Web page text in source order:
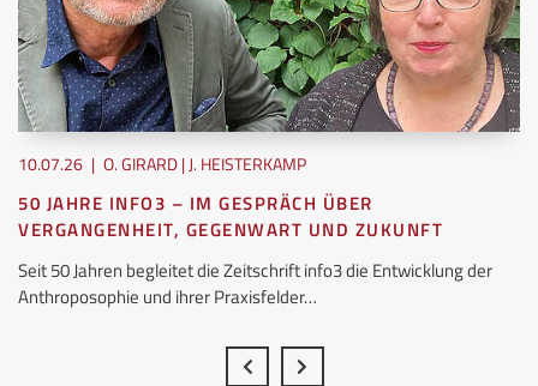
10.07.26 | O. GIRARD | J. HEISTERKAMP
50 JAHRE INFO3 – IM GESPRÄCH ÜBER
VERGANGENHEIT, GEGENWART UND ZUKUNFT
Seit 50 Jahren begleitet die Zeitschrift info3 die Entwicklung der
Anthroposophie und ihrer Praxisfelder…